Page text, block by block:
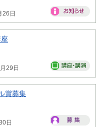
日
29日
賞募集
日